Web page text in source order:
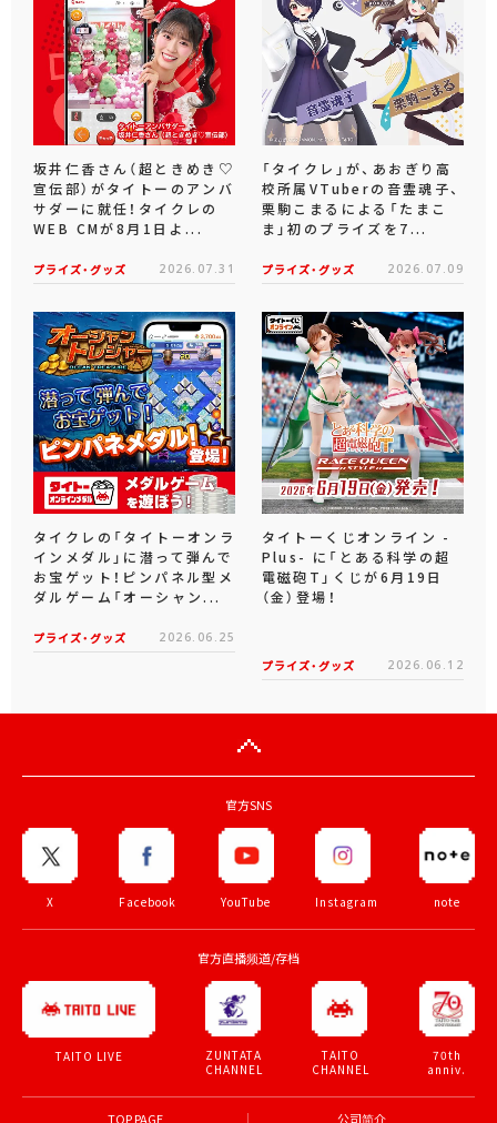
坂井仁香さん（超ときめき♡
宣伝部）がタイトーのアンバ
サダーに就任！タイクレの
WEB CMが8月1日よ...
プライズ・グッズ 2026.07.31
「タイクレ」が、あおぎり高
校所属VTuberの音霊魂子、
栗駒こまるによる「たまこ
ま」初のプライズを7...
プライズ・グッズ 2026.07.09
タイクレの「タイトーオンラ
インメダル」に潜って弾んで
お宝ゲット！ピンパネル型メ
ダルゲーム「オーシャン...
プライズ・グッズ 2026.06.25
タイトーくじオンライン -
Plus- に「とある科学の超
電磁砲T」くじが6月19日
（金）登場！
プライズ・グッズ 2026.06.12
官方SNS
X Facebook YouTube Instagram note
官方直播频道/存档
TAITO LIVE
ZUNTATA
CHANNEL
TAITO
CHANNEL
70th
anniv.